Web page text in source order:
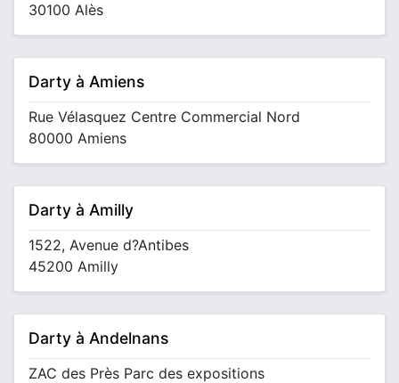
30100 Alès
Darty à Amiens
Rue Vélasquez Centre Commercial Nord
80000 Amiens
Darty à Amilly
1522, Avenue d?Antibes
45200 Amilly
Darty à Andelnans
ZAC des Près Parc des expositions